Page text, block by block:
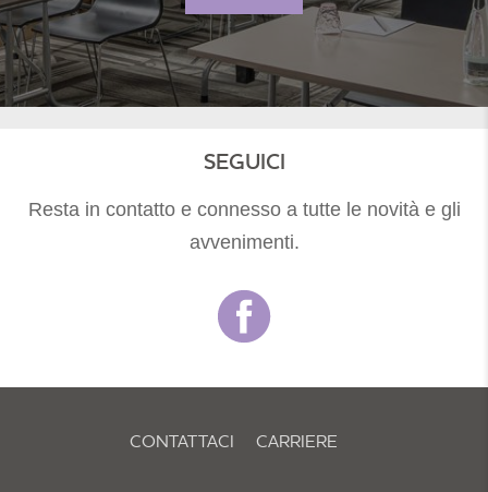
SEGUICI
Resta in contatto e connesso a tutte le novità e gli
avvenimenti.
CONTATTACI CARRIERE